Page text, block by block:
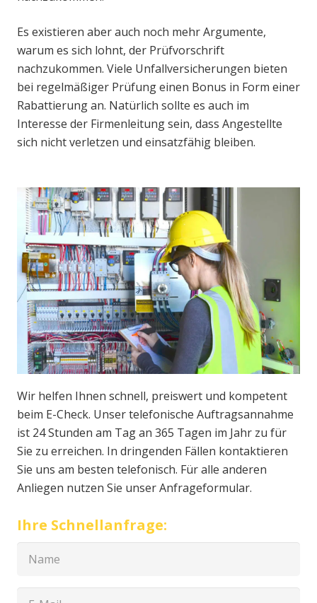
Es existieren aber auch noch mehr Argumente,
warum es sich lohnt, der Prüfvorschrift
nachzukommen. Viele Unfallversicherungen bieten
bei regelmäßiger Prüfung einen Bonus in Form einer
Rabattierung an. Natürlich sollte es auch im
Interesse der Firmenleitung sein, dass Angestellte
sich nicht verletzen und einsatzfähig bleiben.
Wir helfen Ihnen schnell, preiswert und kompetent
beim E-Check. Unser telefonische Auftragsannahme
ist 24 Stunden am Tag an 365 Tagen im Jahr zu für
Sie zu erreichen. In dringenden Fällen kontaktieren
Sie uns am besten telefonisch. Für alle anderen
Anliegen nutzen Sie unser Anfrageformular.
Ihre Schnellanfrage: